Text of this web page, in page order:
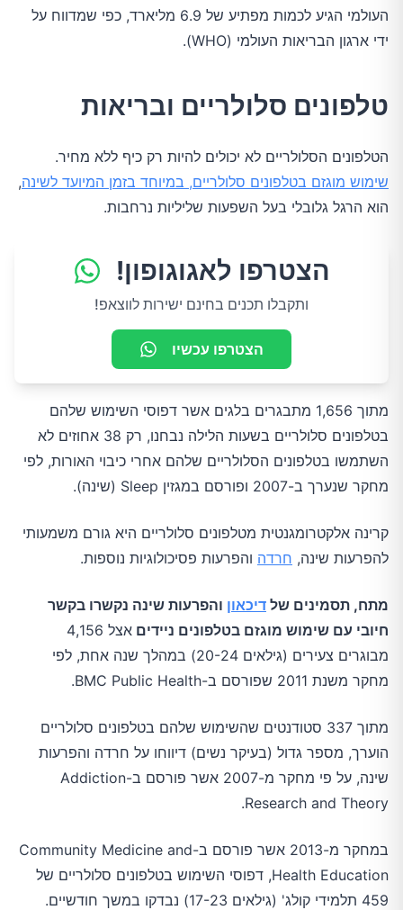
העולמי הגיע לכמות מפתיע של 6.9 מליארד, כפי שמדווח על
ידי ארגון הבריאות העולמי (WHO).
טלפונים סלולריים ובריאות
הטלפונים הסלולריים לא יכולים להיות רק כיף ללא מחיר.
שימוש מוגזם בטלפונים סלולריים, במיוחד בזמן המיועד לשינה,
הוא הרגל גלובלי בעל השפעות שליליות נרחבות.
הצטרפו לאגוגופון!
ותקבלו תכנים בחינם ישירות לווצאפ!
הצטרפו עכשיו
מתוך 1,656 מתבגרים בלגים אשר דפוסי השימוש שלהם
בטלפונים סלולריים בשעות הלילה נבחנו, רק 38 אחוזים לא
השתמשו בטלפונים הסלולריים שלהם אחרי כיבוי האורות, לפי
מחקר שנערך ב-2007 ופורסם במגזין Sleep (שינה).
קרינה אלקטרומגנטית מטלפונים סלולריים היא גורם משמעותי
להפרעות שינה, חרדה והפרעות פסיכולוגיות נוספות.
מתח, תסמינים של דיכאון והפרעות שינה נקשרו בקשר
חיובי עם שימוש מוגזם בטלפונים ניידים
אצל 4,156
מבוגרים צעירים (גילאים 20-24) במהלך שנה אחת, לפי
מחקר משנת 2011 שפורסם ב-BMC Public Health.
מתוך 337 סטודנטים שהשימוש שלהם בטלפונים סלולריים
הוערך, מספר גדול (בעיקר נשים) דיווחו על חרדה והפרעות
שינה, על פי מחקר מ-2007 אשר פורסם ב-Addiction
Research and Theory.
במחקר מ-2013 אשר פורסם ב-Community Medicine and
Health Education, דפוסי השימוש בטלפונים סלולריים של
459 תלמידי קולג' (גילאים 17-23) נבדקו במשך חודשיים.